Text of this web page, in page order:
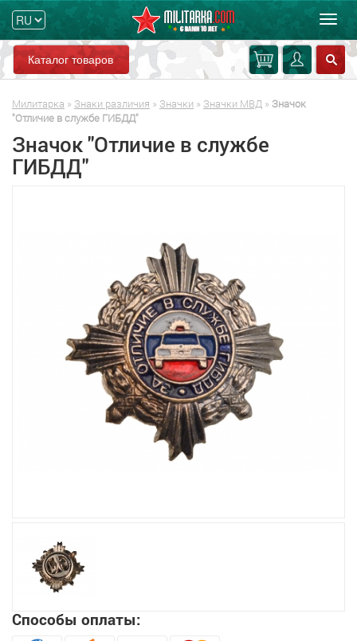
Каталог товаров
Милитарка » Знаки различия » Значки » Значки МВД » Значок
"Отличие в службе ГИБДД"
Значок "Отличие в службе
ГИБДД"
Способы оплаты: